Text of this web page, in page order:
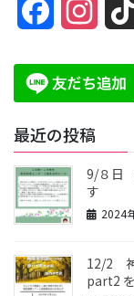
c
b
o
o
k
s
a
g
a
最近の投稿
9/８日
す
2024
12/2 神
part2